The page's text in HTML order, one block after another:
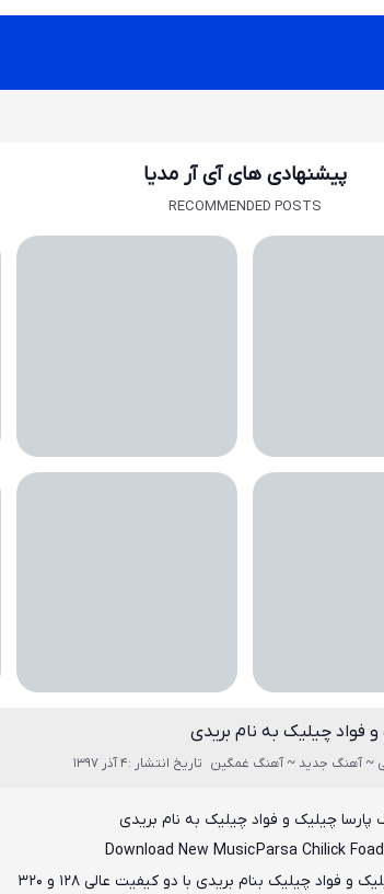
پیشنهادی های آی آر مدیا
RECOMMENDED POSTS
فواد چیلیک به نام بریدی
~ آهنگ جدید ~ آهنگ غمگین تاریخ انتشار :4 آذر 1397
پارسا چیلیک و فواد چیلیک به نام بریدی
Download New MusicParsa Chilick
و فواد چیلیک بنام بریدی با دو کیفیت عالی ۱۲۸ و ۳۲۰